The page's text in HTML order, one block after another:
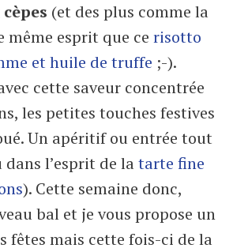
(et des plus comme la
même esprit que ce risotto
et huile de truffe ;-).
cette saveur concentrée
les petites touches festives
Un apéritif ou entrée tout
l’esprit de latarte fine
). Cette semaine donc,
bal et je vous propose un
fêtes mais cette fois-ci de la